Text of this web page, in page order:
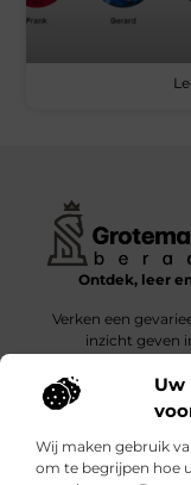
Uw
Wij maken gebruik
om te begrijpen hoe
Ontdek, leer
Verken een
inzicht geven
Bericht